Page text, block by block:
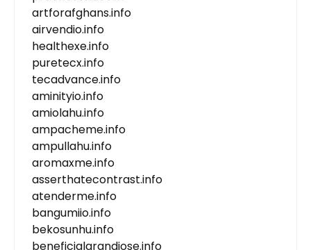
artforafghans.info
airvendio.info
healthexe.info
puretecx.info
tecadvance.info
aminityio.info
amiolahu.info
ampacheme.info
ampullahu.info
aromaxme.info
asserthatecontrast.info
atenderme.info
bangumiio.info
bekosunhu.info
beneficialgrandiose.info